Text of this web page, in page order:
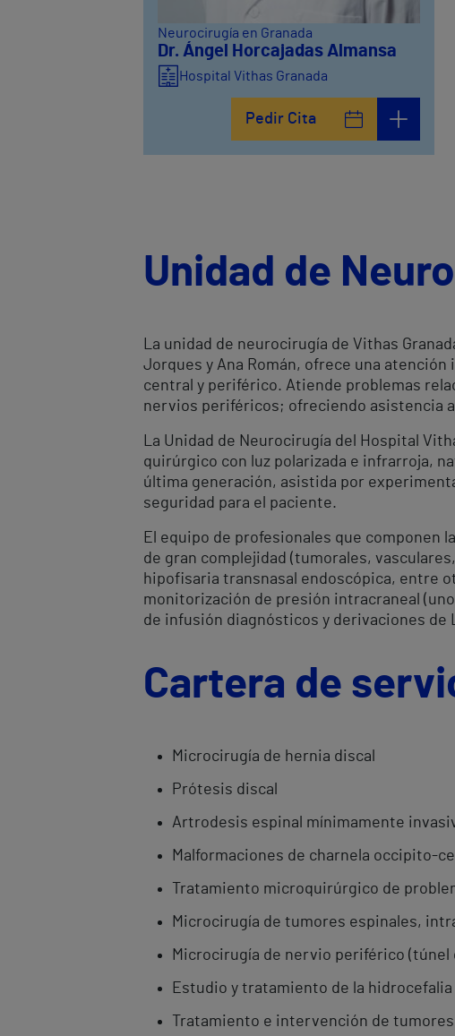
Neurocirugía en Granada
Dr. Ángel Horcajadas Almansa
Hospital Vithas Granada
Pedir Cita
Unidad de
La unidad de neurocirugía de Vithas
Jorques y Ana Román, ofrece una
central y periférico. Atiende problemas
nervios periféricos; ofreciendo asistencia
La Unidad de Neurocirugía del Hospital
quirúrgico con luz polarizada e infrarroja,
última generación, asistida por
seguridad para el paciente.
El equipo de profesionales que componen
de gran complejidad (tumorales,
hipofisaria transnasal endoscópica, entre
monitorización de presión intracraneal
de infusión diagnósticos y derivaciones de
Cartera de
Microcirugía de hernia discal
Prótesis discal
Artrodesis espinal mínimamente
Malformaciones de charnela occipito-
Tratamiento microquirúrgico de
Microcirugía de tumores espinales,
Microcirugía de nervio periférico
Estudio y tratamiento de la
Tratamiento e intervención de